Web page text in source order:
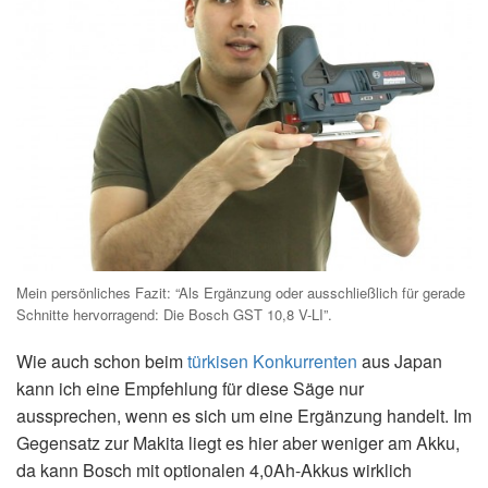
Mein persönliches Fazit: “Als Ergänzung oder ausschließlich für gerade
Schnitte hervorragend: Die Bosch GST 10,8 V-LI”.
Wie auch schon beimtürkisen Konkurrenten aus Japan
kann ich eine Empfehlung für diese Säge nur
aussprechen, wenn es sich um eine Ergänzung handelt. Im
Gegensatz zur Makita liegt es hier aber weniger am Akku,
da kann Bosch mit optionalen 4,0Ah-Akkus wirklich